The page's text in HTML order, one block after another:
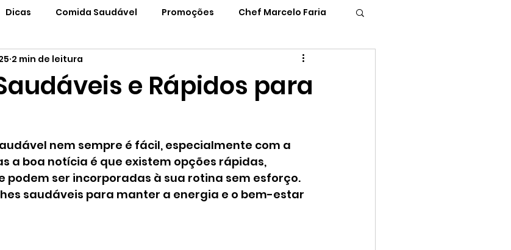
Dicas Comida Saudável Promoções Chef Marcelo Faria
Curiosidades Para as crianças
e Rápidos para
2 min de leitura
nem sempre é fácil, especialmente com a
a boa notícia é que existem opções rápidas,
podem ser incorporadas à sua rotina sem esforço.
saudáveis para manter a energia e o bem-estar